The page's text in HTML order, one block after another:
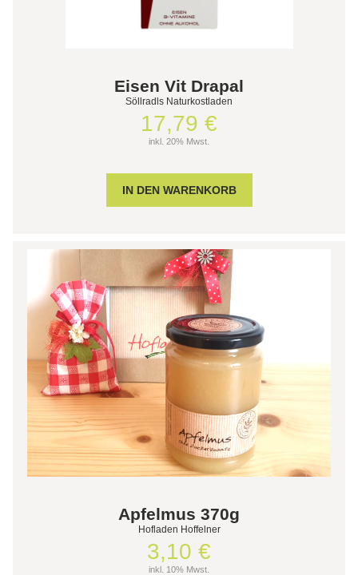
Eisen Vit Drapal
Söllradls Naturkostladen
17,79 €
inkl. 20% Mwst.
Apfelmus 370g
Hofladen Hoffelner
3,10 €
inkl. 10% Mwst.